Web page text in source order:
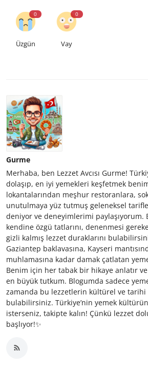
0
Üzgün
0
Vay
Gurme
Merhaba, ben Lezzet Avcısı Gurme!
dolaşıp, en iyi yemekleri keşfetmek
lokantalarından meşhur restoranlara,
unutulmaya yüz tutmuş geleneksel
deniyor ve deneyimlerimi paylaşıyorum.
kendine özgü tatlarını, denenmesi
gizli kalmış lezzet duraklarını
Gaziantep baklavasına, Kayseri
muhlamasına kadar damak çatlatan
Benim için her tabak bir hikaye anlatır
en büyük tutkum. Blogumda sadece
zamanda bu lezzetlerin kültürel ve tarihi
bulabilirsiniz. Türkiye’nin yemek
isterseniz, takipte kalın! Çünkü lezzet
başlıyor!✨